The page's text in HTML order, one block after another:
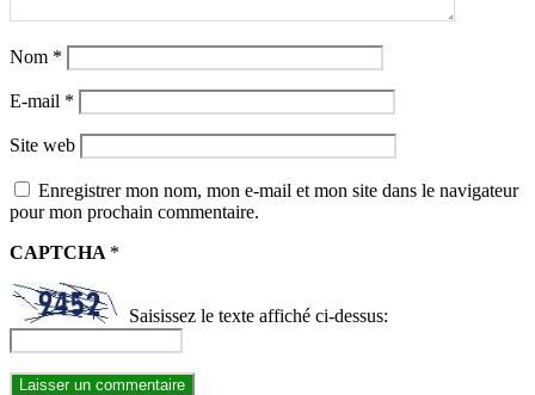
Nom *
E-mail *
Site web
Enregistrer mon nom, mon e-mail et mon site dans le navigateur
pour mon prochain commentaire.
CAPTCHA *
Saisissez le texte affiché ci-dessus: